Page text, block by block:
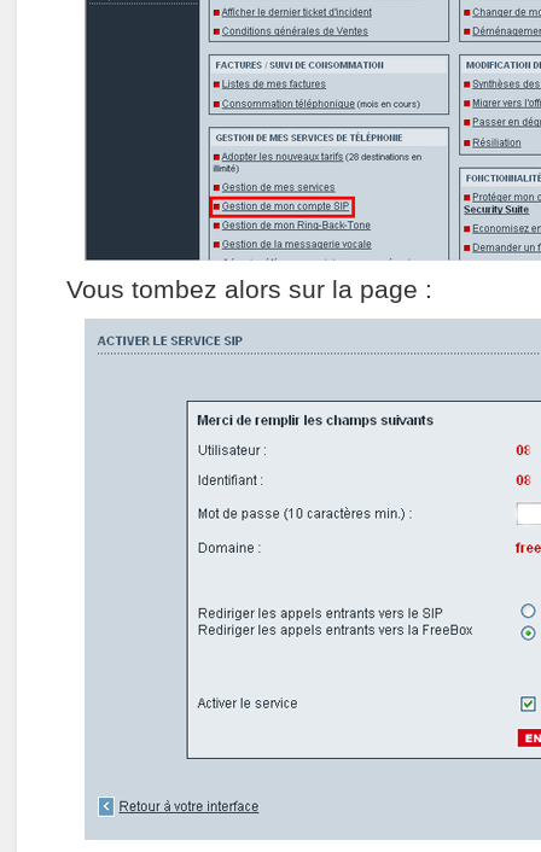
Vous tombez alors sur la page :